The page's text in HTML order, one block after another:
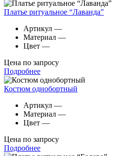
Платье ритуальное “Лаванда”
Артикул —
Материал —
Цвет —
Цена по запросу
Подробнее
Костюм однобортный
Артикул —
Материал —
Цвет —
Цена по запросу
Подробнее